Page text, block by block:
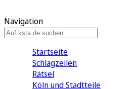
Navigation
Startseite
Schlagzeilen
Rätsel
Köln und Stadtteile